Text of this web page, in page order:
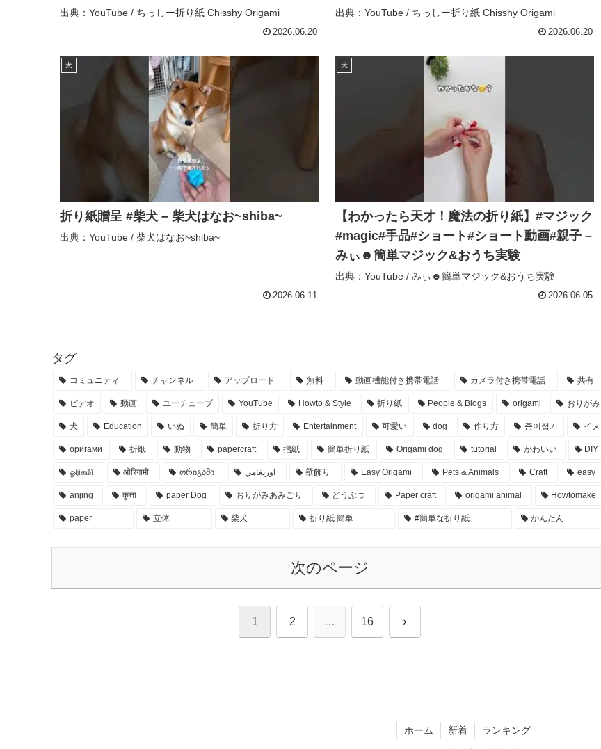
出典：YouTube / ちっしー折り紙 Chisshy Origami
2026.06.20
出典：YouTube / ちっしー折り紙 Chisshy Origami
2026.06.20
犬
折り紙贈呈 #柴犬 – 柴犬はなお~shiba~
出典：YouTube / 柴犬はなお~shiba~
2026.06.11
犬
【わかったら天才！魔法の折り紙】#マジック
#magic#手品#ショート#ショート動画#親子 –
みぃ☻簡単マジック&おうち実験
出典：YouTube / みぃ☻簡単マジック&おうち実験
2026.06.05
タグ
コミュニティ チャンネル アップロード 無料 動画機能付き携帯電話 カメラ付き携帯電話 共有
ビデオ 動画 ユーチューブ YouTube Howto & Style 折り紙 People & Blogs origami おりがみ
犬 Education いぬ 簡単 折り方 Entertainment 可愛い dog 作り方 종이접기 イヌ
оригами 折纸 動物 papercraft 摺紙 簡単折り紙 Origami dog tutorial かわいい DIY
ஓரிகமி ओरिगामी ორიგამი اوريغامي 壁飾り Easy Origami Pets & Animals Craft easy
anjing कुत्ता paper Dog おりがみあみごり どうぶつ Paper craft origami animal Howtomake
paper 立体 柴犬 折り紙 簡単 #簡単な折り紙 かんたん
次のページ
1 2 … 16 次
ホーム 新着 ランキング